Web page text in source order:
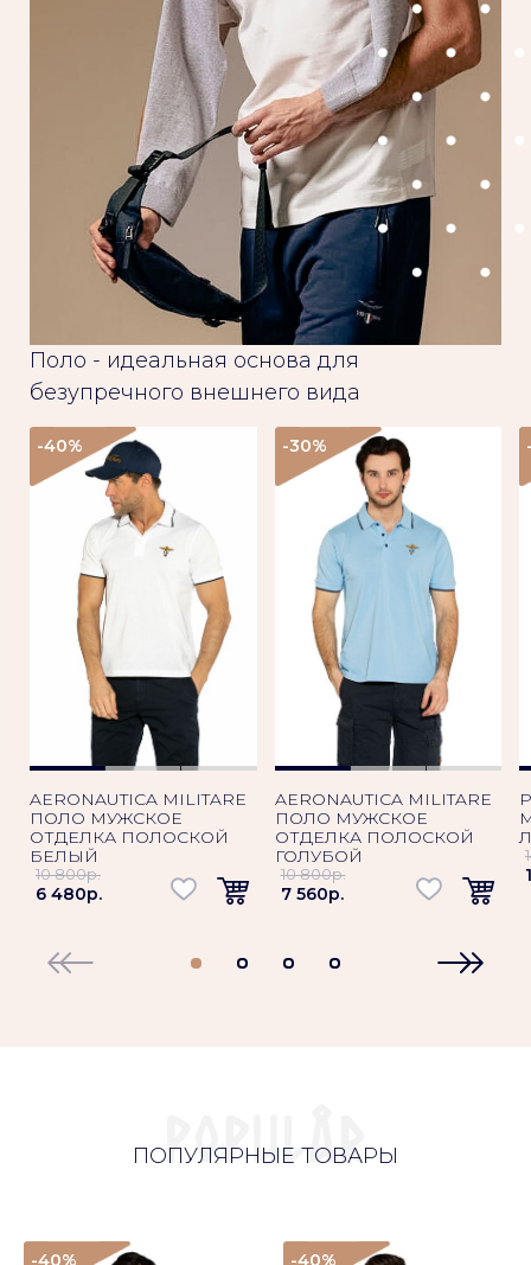
Поло - идеальная основа для
безупречного внешнего вида
-40%
AERONAUTICA MILITARE
ПОЛО МУЖСКОЕ
ОТДЕЛКА ПОЛОСКОЙ
БЕЛЫЙ
10 800p.
6 480p.
-30%
AERONAUTICA MILITARE
ПОЛО МУЖСКОЕ
ОТДЕЛКА ПОЛОСКОЙ
ГОЛУБОЙ
10 800p.
7 560p.
ПОПУЛЯРНЫЕ ТОВАРЫ
-40% -40%